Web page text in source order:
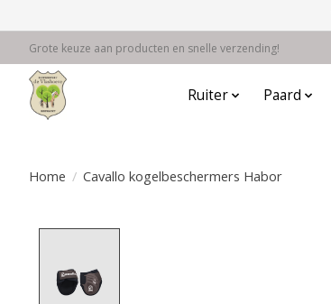
Grote keuze aan producten en snelle verzending!
Ruiter Paard
Home / Cavallo kogelbeschermers Habor